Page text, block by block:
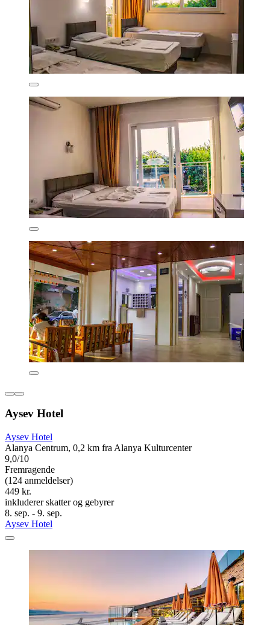
Aysev Hotel
Aysev Hotel
Alanya Centrum, 0,2 km fra Alanya Kulturcenter
9,0/10
Fremragende
(124 anmeldelser)
449 kr.
inkluderer skatter og gebyrer
8. sep. - 9. sep.
Aysev Hotel